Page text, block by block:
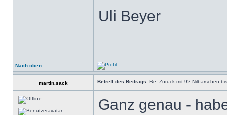
Uli Beyer
Nach oben
martin.sack Betreff des Beitrags: Re: Zurück mit 92 Nilbarschen
Ganz genau -